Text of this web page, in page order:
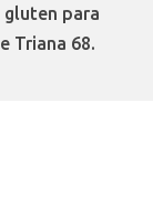
gluten para
Triana 68.